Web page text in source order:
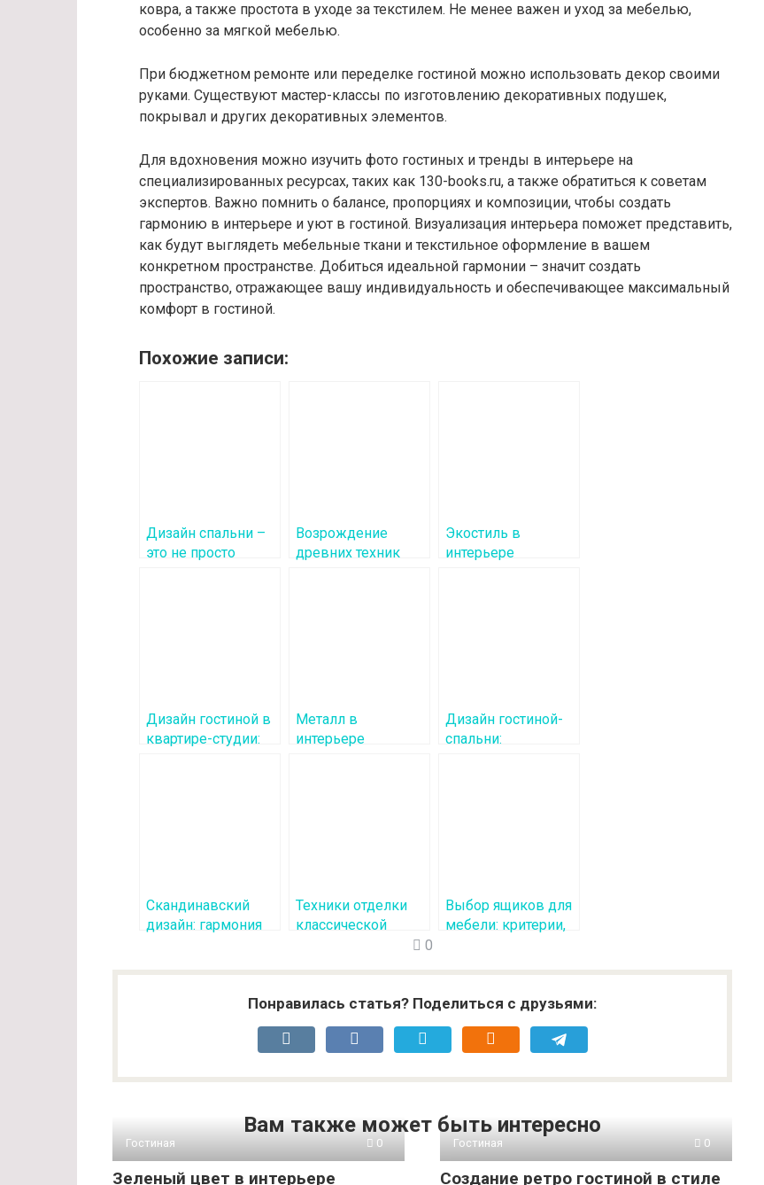
ковра, а также простота в уходе за текстилем. Не менее важен и уход за мебелью,
особенно за мягкой мебелью.
При бюджетном ремонте или переделке гостиной можно использовать декор своими
руками. Существуют мастер-классы по изготовлению декоративных подушек,
покрывал и других декоративных элементов.
Для вдохновения можно изучить фото гостиных и тренды в интерьере на
специализированных ресурсах, таких как 130-books.ru, а также обратиться к советам
экспертов. Важно помнить о балансе, пропорциях и композиции, чтобы создать
гармонию в интерьере и уют в гостиной. Визуализация интерьера поможет представить,
как будут выглядеть мебельные ткани и текстильное оформление в вашем
конкретном пространстве. Добиться идеальной гармонии – значит создать
пространство, отражающее вашу индивидуальность и обеспечивающее максимальный
комфорт в гостиной.
Похожие записи:
Дизайн спальни –
это не просто
Возрождение
древних техник
Экостиль в
интерьере
Дизайн гостиной в
квартире-студии:
Металл в
интерьере
Дизайн гостиной-
спальни:
Скандинавский
дизайн: гармония
Техники отделки
классической
Выбор ящиков для
мебели: критерии,
0
Понравилась статья? Поделиться с друзьями:
Вам также может быть интересно
Гостиная 0
Зеленый цвет в интерьере
Гостиная 0
Создание ретро гостиной в стиле